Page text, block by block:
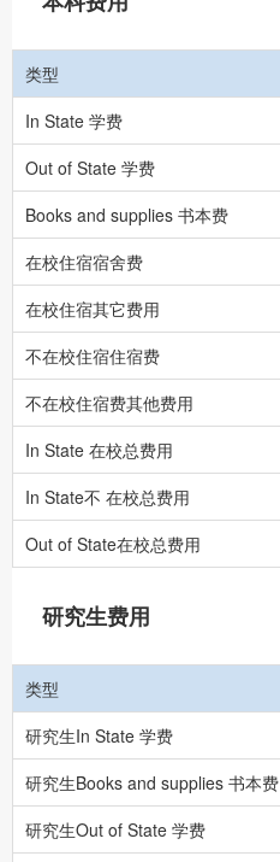
类型
In State 学费
Out of State 学费
Books and supplies 书本费
在校住宿宿舍费
在校住宿其它费用
不在校住宿住宿费
不在校住宿费其他费用
In State 在校总费用
In State不 在校总费用
Out of State在校总费用
研究生费用
类型
研究生In State 学费
研究生Books and supplies 书本费
研究生Out of State 学费